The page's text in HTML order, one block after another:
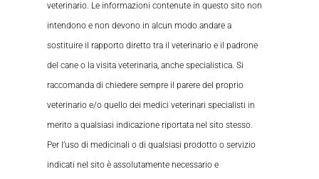
veterinario. Le informazioni contenute in questo sito non
intendono e non devono in alcun modo andare a
sostituire il rapporto diretto tra il veterinario e il padrone
del cane o la visita veterinaria, anche specialistica. Si
raccomanda di chiedere sempre il parere del proprio
veterinario e/o quello dei medici veterinari specialisti in
merito a qualsiasi indicazione riportata nel sito stesso.
Per l’uso di medicinali o di qualsiasi prodotto o servizio
indicati nel sito è assolutamente necessario e